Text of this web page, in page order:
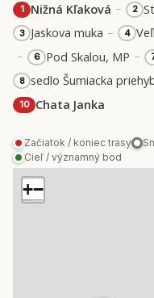
1 Nižná Kľaková – 2
3 Jaskova muka – 4
–
6 Pod Skalou, MP –
8 sedlo Šumiacka
10 Chata Janka
Začiatok / koniec trasy
Cieľ / významný bod
+−